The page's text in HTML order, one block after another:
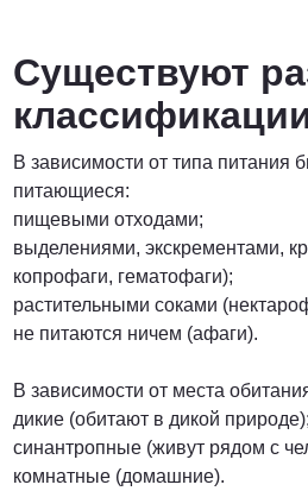
ПОЗВОНИТЬ
ПОЗВОНИТЬ
договорная
ПОЗВОНИТЬ
Существуют
В зависимости от типа питания
питающиеся:
пищевыми отходами;
выделениями, экскрементами,
копрофаги, гематофаги);
растительными соками
не питаются ничем (афаги).
В зависимости от места
дикие (обитают в дикой природе);
синантропные (живут рядом с
комнатные (домашние).